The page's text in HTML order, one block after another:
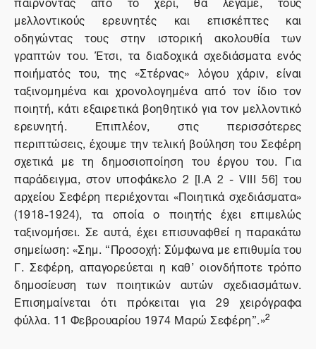
μελλοντικούς ερευνητές και επισκέπτες και
οδηγώντας τους στην ιστορική ακολουθία των
γραπτών του. Έτσι, τα διαδοχικά σχεδιάσματα ενός
ποιήματός του, της «Στέρνας» λόγου χάριν, είναι
ταξινομημένα και χρονολογημένα από τον ίδιο τον
ποιητή, κάτι εξαιρετικά βοηθητικό για τον μελλοντικό
ερευνητή. Επιπλέον, στις περισσότερες
περιπτώσεις, έχουμε την τελική βούληση του Σεφέρη
σχετικά με τη δημοσιοποίηση του έργου του. Για
παράδειγμα, στον υποφάκελο 2 [I.A 2 - VIII 56] του
αρχείου Σεφέρη περιέχονται «Ποιητικά σχεδιάσματα»
(1918-1924), τα οποία ο ποιητής έχει επιμελώς
ταξινομήσει. Σε αυτά, έχει επισυναφθεί η παρακάτω
σημείωση: «Σημ. “Προσοχή: Σύμφωνα με επιθυμία του
Γ. Σεφέρη, απαγορεύεται η καθ’ οιονδήποτε τρόπο
δημοσίευση των ποιητικών αυτών σχεδιασμάτων.
Επισημαίνεται ότι πρόκειται για 29 χειρόγραφα
φύλλα. 11 Φεβρουαρίου 1974 Μαρώ Σεφέρη”.»2